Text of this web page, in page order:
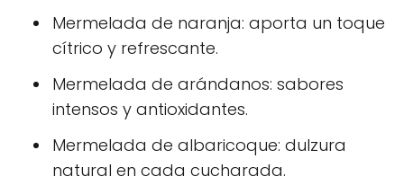
Mermelada de naranja: aporta un toque
cítrico y refrescante.
Mermelada de arándanos: sabores
intensos y antioxidantes.
Mermelada de albaricoque: dulzura
natural en cada cucharada.